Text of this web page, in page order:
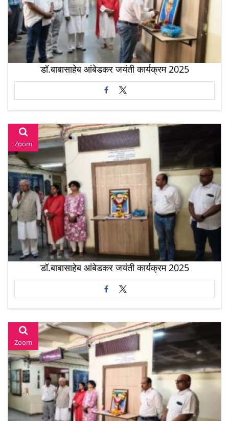
डॉ.बाबासाहेब आंबेडकर जयंती कार्यक्रम 2025
Zoom
डॉ.बाबासाहेब आंबेडकर जयंती कार्यक्रम 2025
Zoom